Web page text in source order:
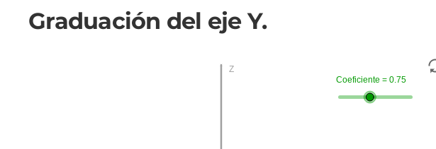
Graduación del eje Y.